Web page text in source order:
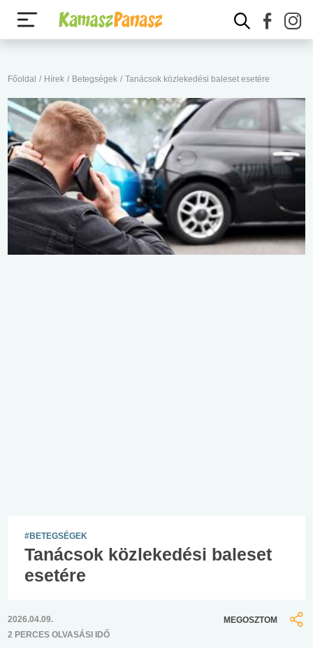
Főoldal / Hírek / Betegségek / Tanácsok közlekedési baleset esetére
#BETEGSÉGEK
Tanácsok közlekedési baleset
esetére
2026.04.09.
2 PERCES OLVASÁSI IDŐ
MEGOSZTOM